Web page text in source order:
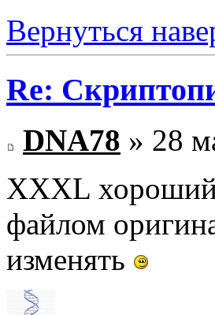
Вернуться
Re:
DNA78 » 28
XXXL хороший
файлом
изменять